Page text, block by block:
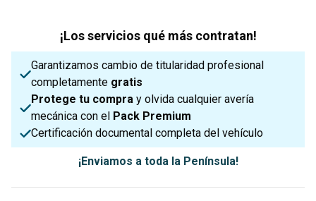
¡Los servicios qué más contratan!
Garantizamos cambio de titularidad profesional
completamente gratis
Protege tu compra y olvida cualquier avería
mecánica con el Pack Premium
Certificación documental completa del vehículo
¡Enviamos a toda la Península!